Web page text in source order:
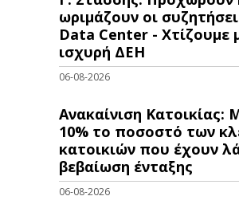
ωριμάζουν οι
Data Center - Χτίζουμε
ισχυρή ΔΕΗ
06-08-2026
Ανακαίνιση Κατοικίας:
10% το ποσοστό των
κατοικιών που έχουν
βεβαίωση ένταξης
06-08-2026